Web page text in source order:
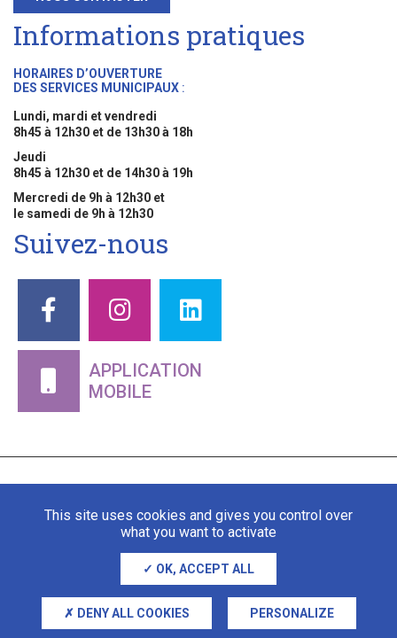
Informations pratiques
HORAIRES D’OUVERTURE
DES SERVICES MUNICIPAUX :
Lundi, mardi et vendredi
8h45 à 12h30 et de 13h30 à 18h
Jeudi
8h45 à 12h30 et de 14h30 à 19h
Mercredi de 9h à 12h30 et
le samedi de 9h à 12h30
Suivez-nous
APPLICATION
MOBILE
Mentions légales Gestion des cookies
Adipso, agence web et mobile à
This site uses cookies and gives you control over
what you want to activate
OK, ACCEPT ALL
DENY ALL COOKIES PERSONALIZE